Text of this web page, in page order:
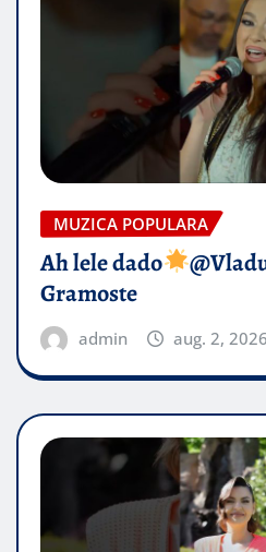
MUZICA POPULARA
Ah lele dado​
Gramoste
admin aug. 2, 2026